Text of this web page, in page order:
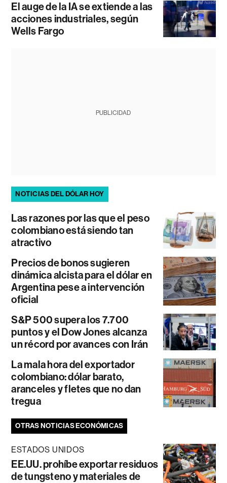
El auge de la IA se extiende a las
acciones industriales, según
Wells Fargo
PUBLICIDAD
NOTICIAS DEL DÓLAR HOY
Las razones por las que el peso
colombiano está siendo tan
atractivo
Precios de bonos sugieren
dinámica alcista para el dólar en
Argentina pese a intervención
oficial
S&P 500 supera los 7.700
puntos y el Dow Jones alcanza
un récord por avances con Irán
La mala hora del exportador
colombiano: dólar barato,
aranceles y fletes que no dan
tregua
OTRAS NOTICIAS ECONÓMICAS
ESTADOS UNIDOS
EE.UU. prohíbe exportar residuos
de tungsteno y materiales de